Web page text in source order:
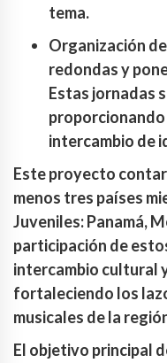
tema.
Organización
redondas y
Estas jornadas
proporcionando
intercambio de
Este proyecto
menos tres países
Juveniles: Panamá,
participación de
intercambio cultural
fortaleciendo los
musicales de la
El objetivo principal